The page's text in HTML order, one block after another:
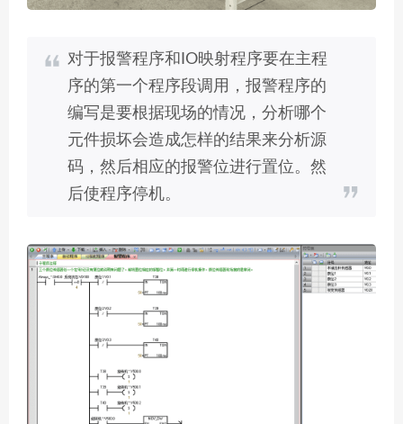
对于报警程序和IO映射程序要在主程
序的第一个程序段调用，报警程序的
编写是要根据现场的情况，分析哪个
元件损坏会造成怎样的结果来分析源
码，然后相应的报警位进行置位。然
后使程序停机。